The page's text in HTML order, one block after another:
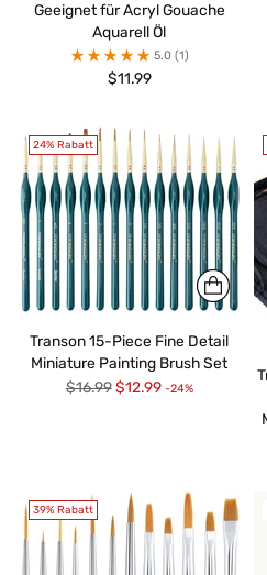
Geeignet für Acryl Gouache
Aquarell Öl
5.0 (1)
$11.99
24% Rabatt
Transon 15-Piece Fine Detail
Miniature Painting Brush Set
Regulärer
$16.99 $12.99 -24%
39% Rabatt